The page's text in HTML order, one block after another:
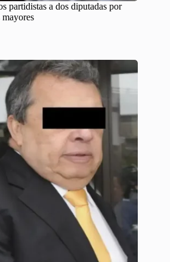
partidistas a dos diputadas por
mayores